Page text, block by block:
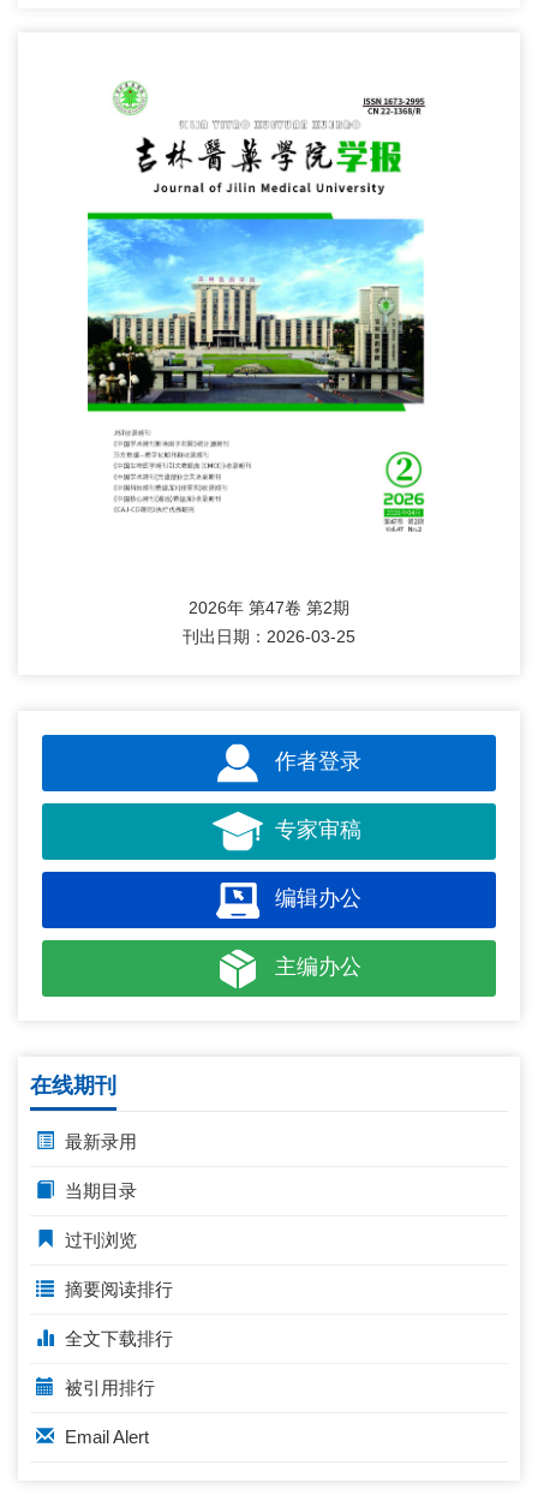
2026年 第47卷 第2期
刊出日期：2026-03-25
作者登录
专家审稿
编辑办公
主编办公
在线期刊
最新录用
当期目录
过刊浏览
摘要阅读排行
全文下载排行
被引用排行
Email Alert